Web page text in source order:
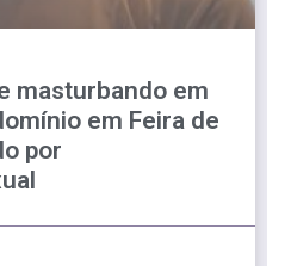
masturbando em
em Feira de
por